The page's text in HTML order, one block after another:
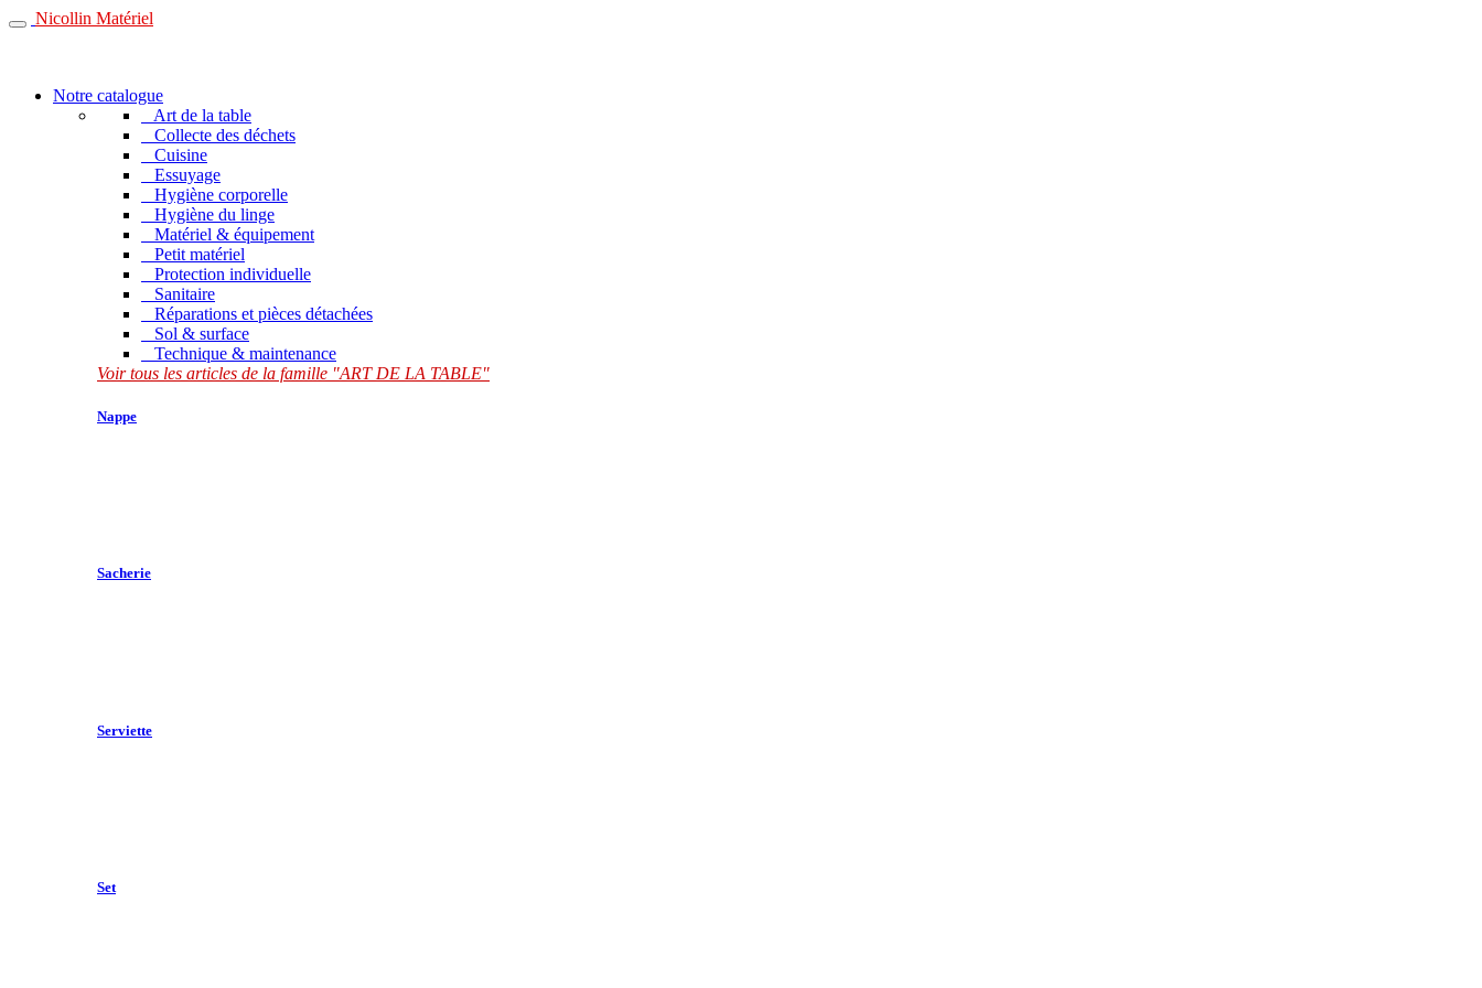
Nicollin Matériel
Notre catalogue
Art de la table
Collecte des déchets
Cuisine
Essuyage
Hygiène corporelle
Hygiène du linge
Matériel & équipement
Petit matériel
Protection individuelle
Sanitaire
Réparations et pièces détachées
Sol & surface
Technique & maintenance
Voir tous les articles de la famille "ART DE LA TABLE"
Nappe
Sacherie
Serviette
Set